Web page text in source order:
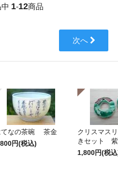
1-12商品
次へ
てなの茶碗 茶金
円(税込)
クリスマス
きセット
1,800円(税